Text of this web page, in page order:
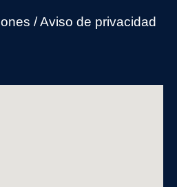
/Aviso de privacidad